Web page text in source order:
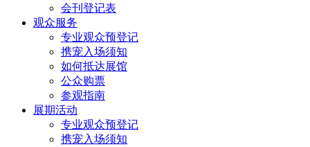
会刊登记表
观众服务
专业观众预登记
携宠入场须知
如何抵达展馆
公众购票
参观指南
展期活动
专业观众预登记
携宠入场须知